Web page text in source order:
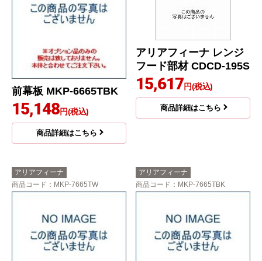
前幕板 MKP-6665TBK
15,148円(税込)
商品詳細はこちら
アリアフィーナ レンジ
フード部材 CDCD-195S
15,617円(税込)
商品詳細はこちら
アリアフィーナ
商品コード ：MKP-7665TW
アリアフィーナ
商品コード ：MKP-7665TBK